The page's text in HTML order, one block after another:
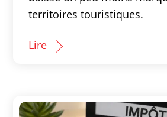
territoires touristiques.
Lire